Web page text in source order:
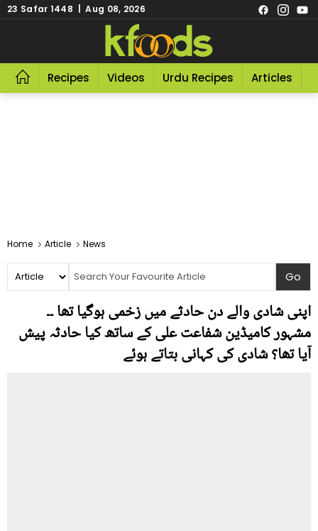
23 Safar 1448 | Aug 08, 2026
Recipes Videos Urdu Recipes Articles
Home Article News
اپنی شادی والے دن حادثے میں زخمی ہوگیا تھا ۔۔
مشہور کامیڈین شفاعت علی کے ساتھ کیا حادثہ پیش
آیا تھا؟ شادی کی کہانی بتاتے ہوئے